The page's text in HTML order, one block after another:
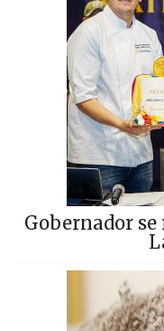
Gobernador